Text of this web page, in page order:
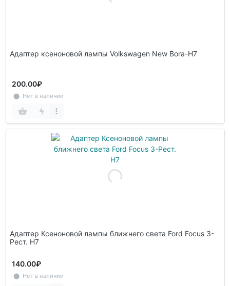
Адаптер ксеноновой лампы Volkswagen New Bora-H7
200.00₽
⬤ Нет в наличии
Адаптер Ксеноновой лампы ближнего света Ford Focus 3-
Рест. Н7
140.00₽
⬤ Нет в наличии